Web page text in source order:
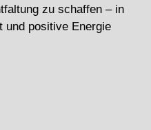
zu schaffen – in
und positive Energie